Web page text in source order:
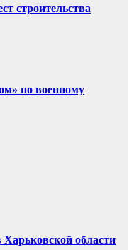
строительства
по военному
области